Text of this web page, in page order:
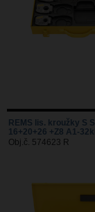
REMS lis. kroužky S
16+20+26 +Z8 A1-
Obj.č. 574623 R